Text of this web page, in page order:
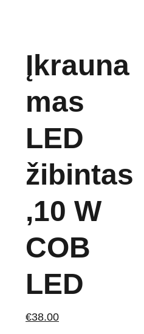
Įkrauna
mas
LED
žibintas
,10 W
COB
LED
€38.00